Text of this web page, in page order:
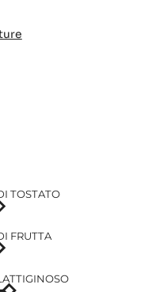
TOSTATO
FRUTTA